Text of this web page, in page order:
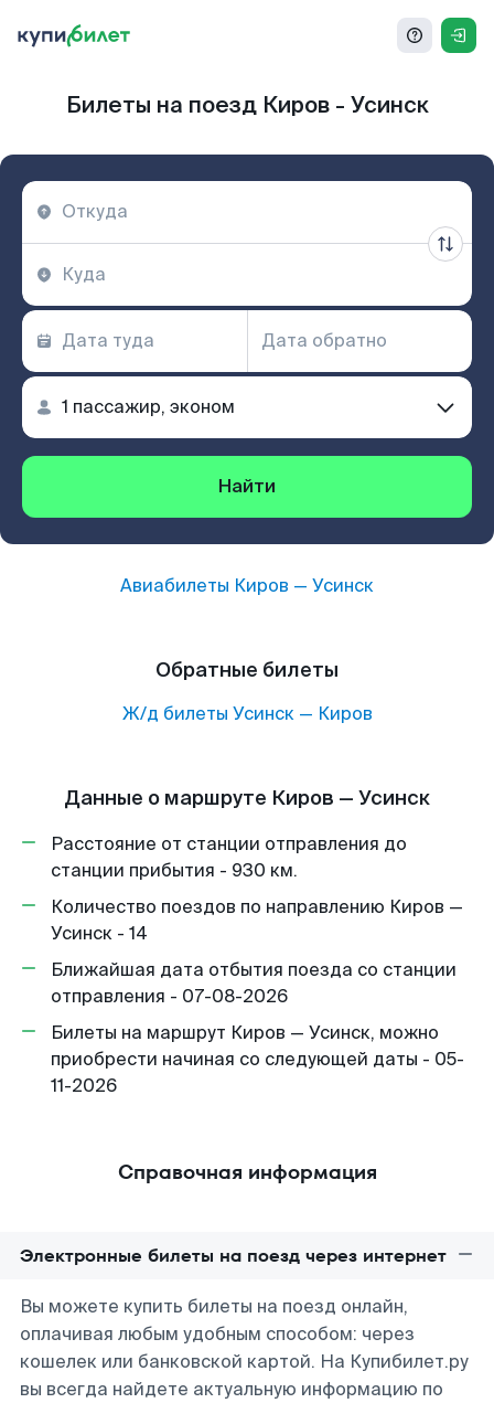
Билеты на поезд Киров - Усинск
Найти
Авиабилеты Киров — Усинск
Обратные билеты
Ж/д билеты Усинск— Киров
Данные о маршруте Киров — Усинск
Расстояние от станции отправления до
станции прибытия - 930 км.
Количество поездов по направлению Киров —
Усинск - 14
Ближайшая дата отбытия поезда со станции
отправления - 07-08-2026
Билеты на маршрут Киров — Усинск, можно
приобрести начиная со следующей даты - 05-
11-2026
Справочная информация
Электронные билеты на поезд через интернет
Вы можете купить билеты на поезд онлайн,
оплачивая любым удобным способом: через
кошелек или банковской картой. На Купибилет.ру
вы всегда найдете актуальную информацию по